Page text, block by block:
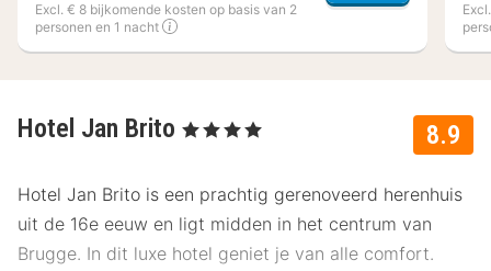
Excl. € 8 bijkomende kosten op basis van 2
personen en 1 nacht
8.9
Hotel Jan Brito , 4 Sterren
Hotel Jan Brito is een prachtig gerenoveerd herenhuis
uit de 16e eeuw en ligt midden in het centrum van
Brugge. In dit luxe hotel geniet je van alle comfort.